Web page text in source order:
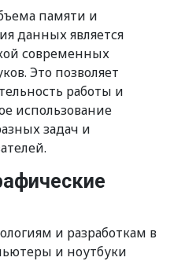
памяти и
данных является
современных
Это позволяет
работы и
использование
задач и
и разработкам в
и ноутбуки